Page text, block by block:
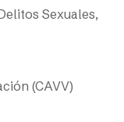
Sexuales,
(CAVV)